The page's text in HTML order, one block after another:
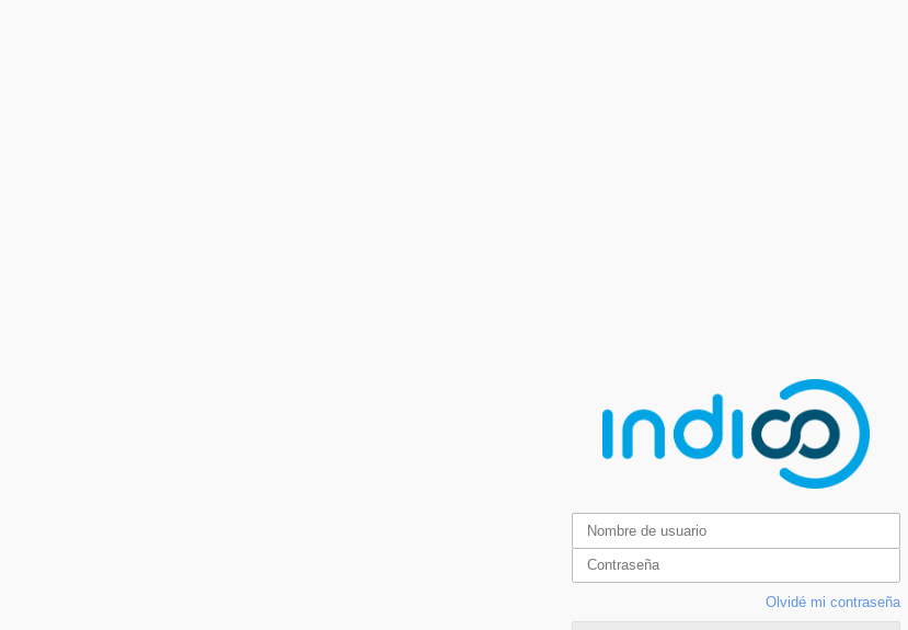
Olvidé mi contraseña